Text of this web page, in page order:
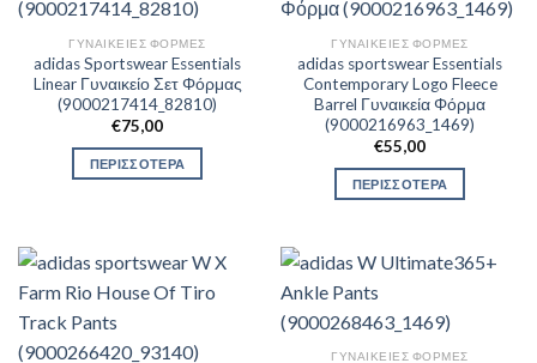
ΓΥΝΑΙΚΕΊΕΣ ΦΌΡΜΕΣ
adidas Sportswear Essentials
Linear Γυναικείο Σετ Φόρμας
(9000217414_82810)
€75,00
ΠΕΡΙΣΣΟΤΕΡΑ
ΓΥΝΑΙΚΕΊΕΣ ΦΌΡΜΕΣ
adidas sportswear Essentials
Contemporary Logo Fleece
Barrel Γυναικεία Φόρμα
(9000216963_1469)
€55,00
ΠΕΡΙΣΣΟΤΕΡΑ
ΓΥΝΑΙΚΕΊΕΣ ΦΌΡΜΕΣ